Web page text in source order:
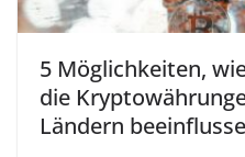
5 Möglichkeiten,
die
Ländern